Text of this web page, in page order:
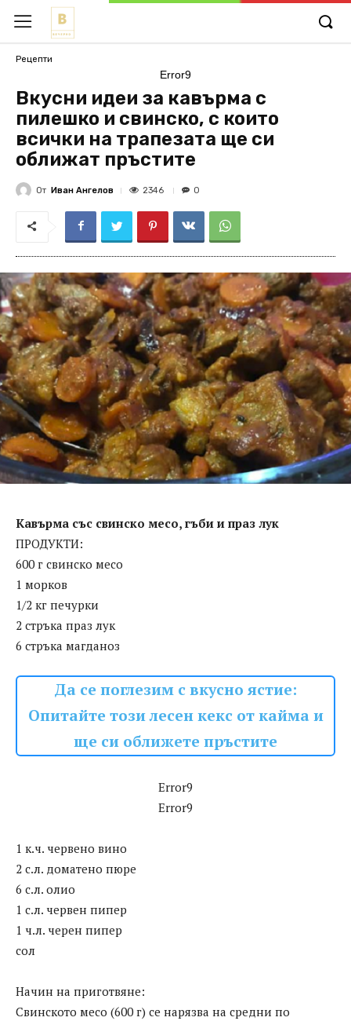
Рецепти
Error9
Вкусни идеи за кавърма с
пилешко и свинско, с които
всички на трапезата ще си
оближат пръстите
От Иван Ангелов 2346 0
Кавърма със свинско месо, гъби и праз лук
ПРОДУКТИ:
600 г свинско месо
1 морков
1/2 кг печурки
2 стръка праз лук
6 стръка магданоз
Да се поглезим с вкусно ястие:
Опитайте този лесен кекс от кайма и
ще си оближете пръстите
Error9
Error9
1 к.ч. червено вино
2 с.л. доматено пюре
6 с.л. олио
1 с.л. червен пипер
1 ч.л. черен пипер
сол
Начин на приготвяне:
Свинското месо (600 г) се нарязва на средни по